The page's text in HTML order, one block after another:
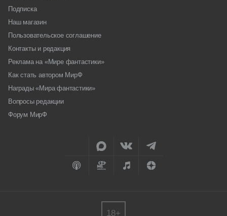
Подписка
Наш магазин
Пользовательское соглашение
Контакты и редакция
Реклама на «Мире фантастики»
Как стать автором МирФ
Награды «Мира фантастики»
Вопросы редакции
Форум МирФ
18+